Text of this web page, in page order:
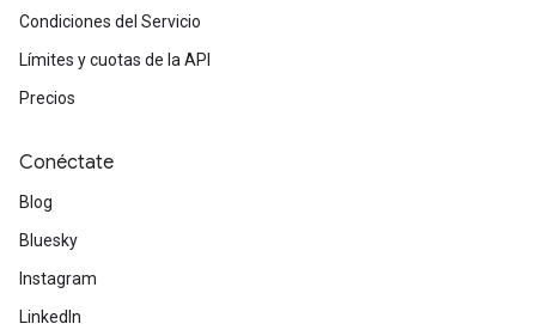
Condiciones del Servicio
Límites y cuotas de la API
Precios
Conéctate
Blog
Bluesky
Instagram
LinkedIn